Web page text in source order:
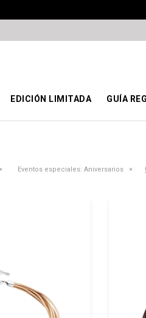
EDICIÓN LIMITADA GUÍA
Eventos especiales: Aniversarios